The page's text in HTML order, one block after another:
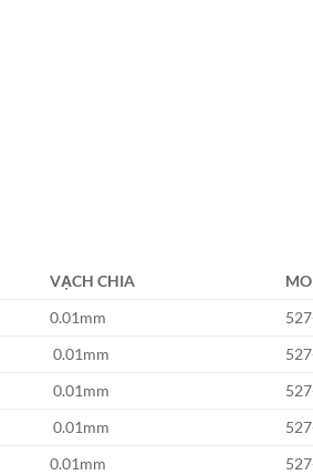
VẠCH CHIA
0.01mm
0.01mm
0.01mm
0.01mm
0.01mm